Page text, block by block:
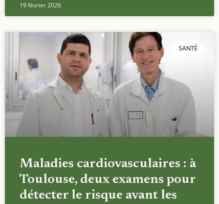
19 février 2026
SANTÉ
Maladies cardiovasculaires : à
Toulouse, deux examens pour
détecter le risque avant les